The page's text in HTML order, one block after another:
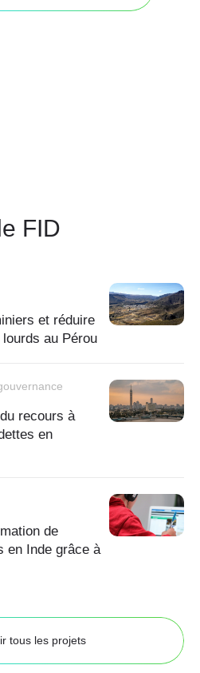
FID
tous les projets
et réduire
au Pérou
recours à
en
de
en Inde grâce à